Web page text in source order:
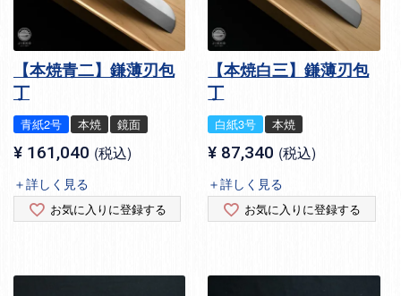
【本焼青二】鎌薄刃包
丁
青紙2号 本焼 鏡面
¥ 161,040 税込
＋詳しく見る
お気に入りに登録する
【本焼白三】鎌薄刃包
丁
白紙3号 本焼
¥ 87,340 税込
＋詳しく見る
お気に入りに登録する